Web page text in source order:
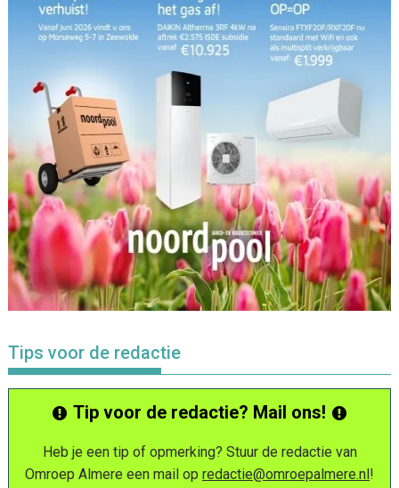
Tips voor de redactie
Tip voor de redactie? Mail ons!
Heb je een tip of opmerking? Stuur de redactie van
Omroep Almere een mail op redactie@omroepalmere.nl!